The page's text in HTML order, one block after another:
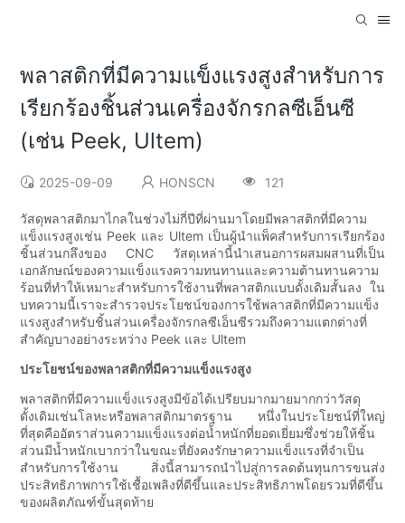
พลาสติกที่มีความแข็งแรงสูงสำหรับการ
เรียกร้องชิ้นส่วนเครื่องจักรกลซีเอ็นซี
(เช่น Peek, Ultem)
2025-09-09 HONSCN 121
วัสดุพลาสติกมาไกลในช่วงไม่กี่ปีที่ผ่านมาโดยมีพลาสติกที่มีความ
แข็งแรงสูงเช่น Peek และ Ultem เป็นผู้นำแพ็คสำหรับการเรียกร้อง
ชิ้นส่วนกลึงของ CNC วัสดุเหล่านี้นำเสนอการผสมผสานที่เป็น
เอกลักษณ์ของความแข็งแรงความทนทานและความต้านทานความ
ร้อนที่ทำให้เหมาะสำหรับการใช้งานที่พลาสติกแบบดั้งเดิมสั้นลง ใน
บทความนี้เราจะสำรวจประโยชน์ของการใช้พลาสติกที่มีความแข็ง
แรงสูงสำหรับชิ้นส่วนเครื่องจักรกลซีเอ็นซีรวมถึงความแตกต่างที่
สำคัญบางอย่างระหว่าง Peek และ Ultem
ประโยชน์ของพลาสติกที่มีความแข็งแรงสูง
พลาสติกที่มีความแข็งแรงสูงมีข้อได้เปรียบมากมายมากกว่าวัสดุ
ดั้งเดิมเช่นโลหะหรือพลาสติกมาตรฐาน หนึ่งในประโยชน์ที่ใหญ่
ที่สุดคืออัตราส่วนความแข็งแรงต่อน้ำหนักที่ยอดเยี่ยมซึ่งช่วยให้ชิ้น
ส่วนมีน้ำหนักเบากว่าในขณะที่ยังคงรักษาความแข็งแรงที่จำเป็น
สำหรับการใช้งาน สิ่งนี้สามารถนำไปสู่การลดต้นทุนการขนส่ง
ประสิทธิภาพการใช้เชื้อเพลิงที่ดีขึ้นและประสิทธิภาพโดยรวมที่ดีขึ้น
ของผลิตภัณฑ์ขั้นสุดท้าย